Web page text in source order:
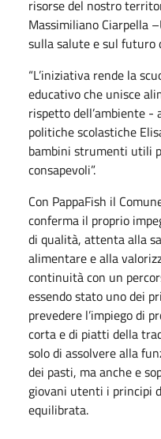
risorse del nostro
Massimiliano Ciarpella
sulla salute e sul futuro
“L’iniziativa rende la
educativo che unisce
rispetto dell’ambiente -
politiche scolastiche
bambini strumenti utili
consapevoli”.
Con PappaFish il
conferma il proprio
di qualità, attenta alla
alimentare e alla
continuità con un
essendo stato uno dei
prevedere l’impiego di
corta e di piatti della
solo di assolvere alla
dei pasti, ma anche e
giovani utenti i principi
equilibrata.